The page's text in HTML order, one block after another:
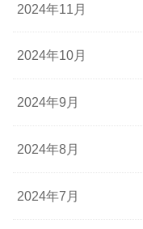
2024年11月
2024年10月
2024年9月
2024年8月
2024年7月